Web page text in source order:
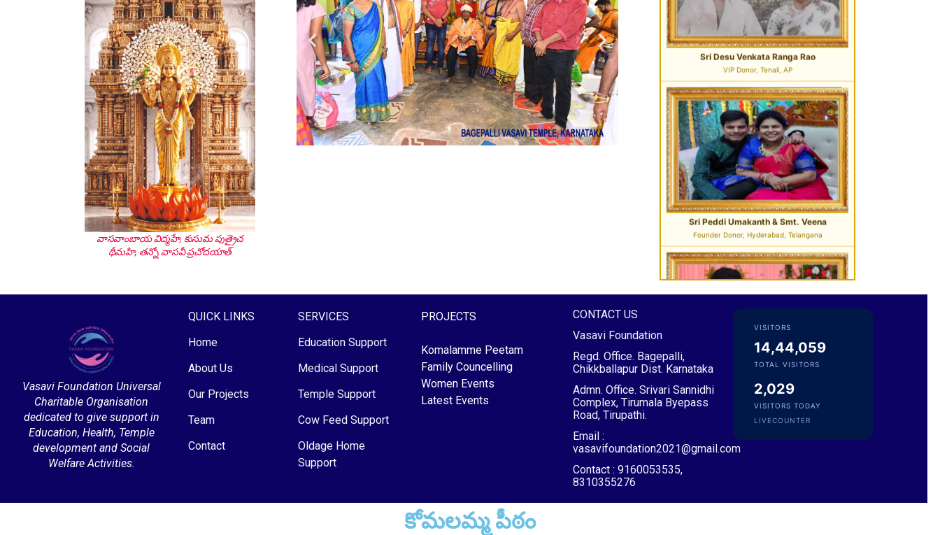
వాసవాంబాయ విద్మహే, కుసుమ పుత్రైచ
థీమహి, తన్నో వాసవీ ప్రచోదయాత్
Sri Peddi Umakanth & Smt. Veena
Founder Donor, Hyderabad, Telangana
Sri Pavan Gupta
VIP Donor & TG State President, Hyderabad
Sri Desu Ramesh Babu & Smt. Padmavathi
VIP Member, Addanki, AP
Vasavi Foundation Universal
Charitable Organisation
dedicated to give support in
Education, Health, Temple
development and Social
Welfare Activities.
QUICK LINKS
Home
About Us
Our Projects
Team
Contact
SERVICES
Education Support
Medical Support
Temple Support
Cow Feed Support
Oldage Home
Support
CONTACT US
Vasavi Foundation
Regd. Office. Bagepalli,
Chikkballapur Dist. Karnataka
Admn. Office. Srivari Sannidhi
Complex, Tirumala Byepass
Road, Tirupathi.
Email :
vasavifoundation2021@gmail.com
Contact : 9160053535,
8310355276
VISITORS
14,44,059
TOTAL VISITORS
2,029
VISITORS TODAY
LIVECOUNTER
PROJECTS
Komalamme Peetam
Family Councelling
Women Events
Latest Events
కోమలమ్మ పీఠం